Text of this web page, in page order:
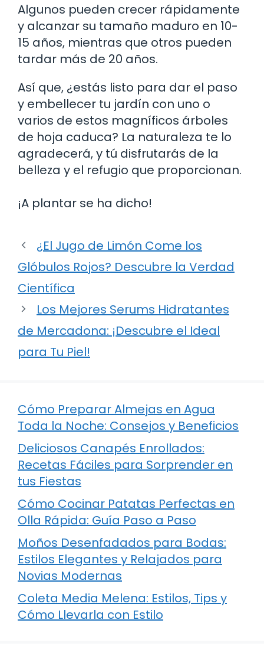
Algunos pueden crecer rápidamente
y alcanzar su tamaño maduro en 10-
15 años, mientras que otros pueden
tardar más de 20 años.
Así que, ¿estás listo para dar el paso
y embellecer tu jardín con uno o
varios de estos magníficos árboles
de hoja caduca? La naturaleza te lo
agradecerá, y tú disfrutarás de la
belleza y el refugio que proporcionan.
¡A plantar se ha dicho!
¿El Jugo de Limón Come los
Glóbulos Rojos? Descubre la Verdad
Científica
Los Mejores Serums Hidratantes
de Mercadona: ¡Descubre el Ideal
para Tu Piel!
Cómo Preparar Almejas en Agua
Toda la Noche: Consejos y Beneficios
Deliciosos Canapés Enrollados:
Recetas Fáciles para Sorprender en
tus Fiestas
Cómo Cocinar Patatas Perfectas en
Olla Rápida: Guía Paso a Paso
Moños Desenfadados para Bodas:
Estilos Elegantes y Relajados para
Novias Modernas
Coleta Media Melena: Estilos, Tips y
Cómo Llevarla con Estilo